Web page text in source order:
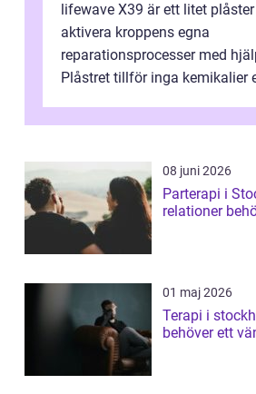
lifewave X39 är ett litet
aktivera kroppens egna
reparationsprocesser med
Plåstret tillför inga kemikalier
ljusbaserad stimula...
08 juni 2026
Parterapi i
relationer
01 maj 2026
Terapi i stockholm
behöver ett